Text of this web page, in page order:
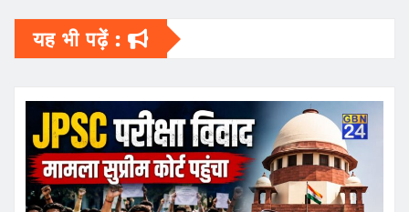
यह भी पढ़ें :